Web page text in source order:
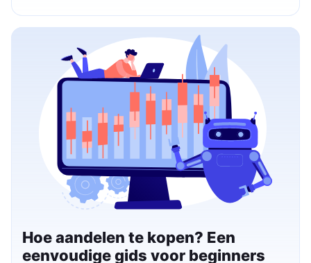
Hoe aandelen te kopen? Een
eenvoudige gids voor beginners